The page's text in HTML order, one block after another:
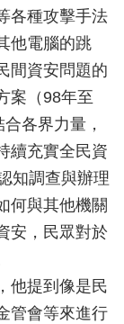
各種攻擊手法
他電腦的跳
間資安問題的
案（98年至
各界力量，
續充實全民資
知調查與辦理
何與其他機關
安，民眾對於
他提到像是民
管會等來進行